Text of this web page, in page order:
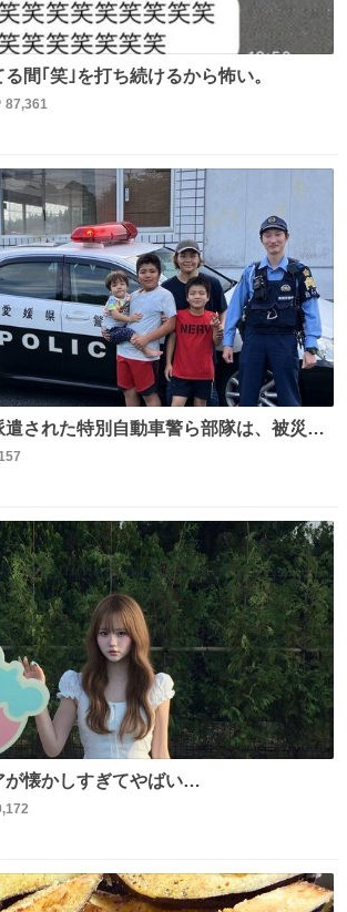
間｢笑｣を打ち続けるから怖い。
87,361
された特別自動車警ら部隊は、被災地
するとともに、少しでも被災者の方々
活動を続けています。写真は、愛媛県
熊本地震 #愛媛県警察
が懐かしすぎてやばい…